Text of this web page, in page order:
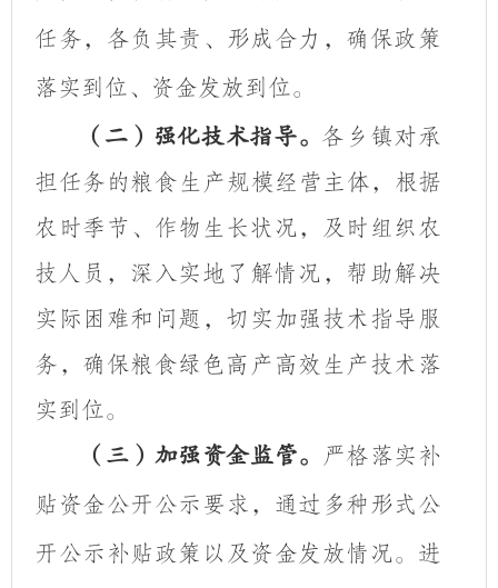
任务，各负其责、形成合力，确保政策
落实到位、资金发放到位。
（二） 强化技术指导。 各乡镇对承
担任务的粮食生产规模经营主体，根据
农时季节、作物生长状况，及时组织农
技人员 ，深入实地了解情况，帮助解决
实际困难和问题，切实加强技术指导服
务，确保粮食绿色高产高效生产技术落
实到位。
（三）加强资金监管。
严格落实补
贴资金公开公示要求，通过多种形式公
开公示补贴政策以及资金发放情况。进